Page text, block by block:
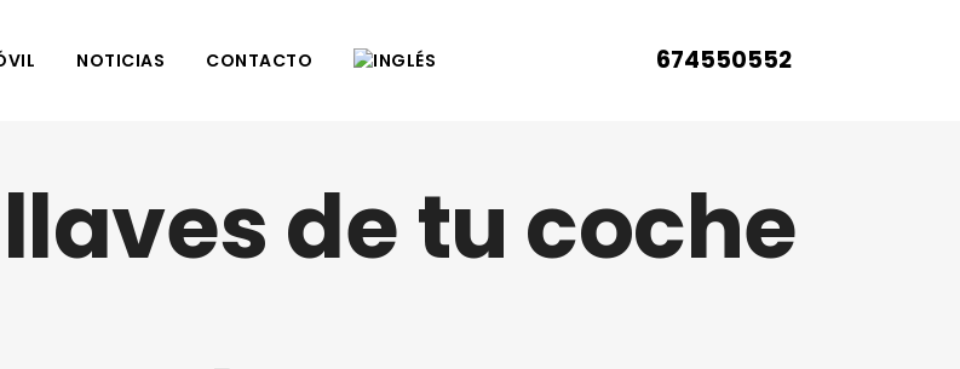
674550552
NOTICIAS CONTACTO
de tu coche